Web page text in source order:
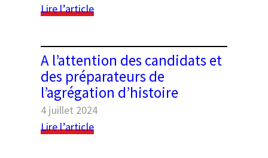
Lire l’article:
programme
des
deux
matinées
d’études
Quand
A l’attention des candidats et
des préparateurs de
l’agrégation d’histoire
4 juillet 2024
Lire l’article: